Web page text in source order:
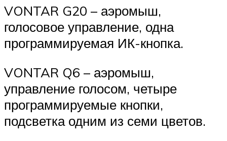
VONTAR G20 – аэромыш,
голосовое управление, одна
программируемая ИК-кнопка.
VONTAR Q6 – аэромыш,
управление голосом, четыре
программируемые кнопки,
подсветка одним из семи цветов.